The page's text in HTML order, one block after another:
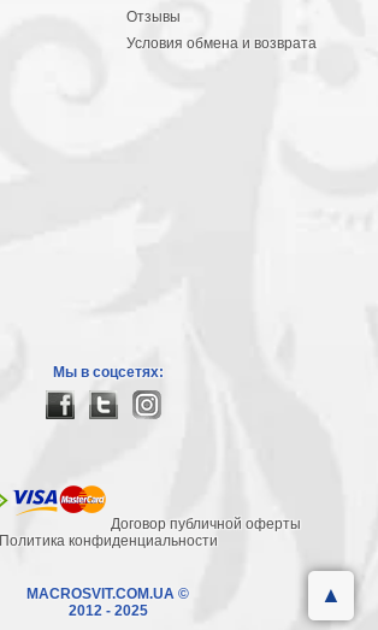
Отзывы
Условия обмена и возврата
Мы в соцсетях:
Договор публичной оферты
Политика конфиденциальности
MACROSVIT.COM.UA ©
2012 - 2025
▲